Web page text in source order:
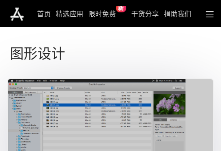
首页 精选应用 限时免费
新
干货分享 捐助我们
图形设计